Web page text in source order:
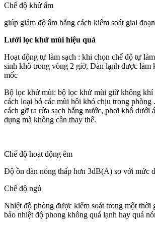
Chế độ khử ẩm
giúp giảm độ ẩm bằng cách kiểm soát giai
Lưới lọc khử mùi hiệu quả
Hoạt động tự làm sạch : khi chọn chế độ tự
sinh khô trong vòng 2 giờ, Dàn lạnh được làm
mốc
Bộ lọc khử mùi: bộ lọc khử mùi giữ không khí
cách loại bỏ các mùi hôi khó chịu trong phòng
cách gỡ ra rửa sạch bằng nước, phơi khô dưới
dụng mà không cần thay thế.
Chế độ hoạt động êm
Độ ồn dàn nóng thấp hơn 3dB(A) so với mức
Chế độ ngủ
Nhiệt độ phòng được kiểm soát trong một thời
bảo nhiệt độ phong không quá lạnh hay quá